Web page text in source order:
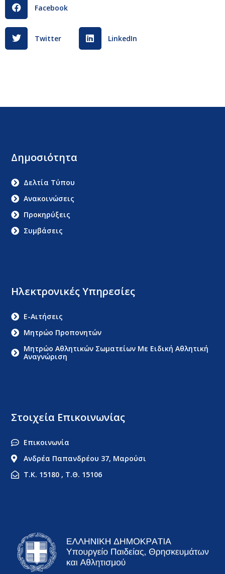
Facebook
Twitter LinkedIn
Στοιχεία Επικοινωνίας
Επικοινωνία
Ανδρέα Παπανδρέου 37, Μαρούσι
Τ.Κ. 15180 , Τ.Θ. 15106
Ηλεκτρονικές Υπηρεσίες
E-Αιτήσεις
Μητρώο Προπονητών
Μητρώο Αθλητικών Σωματείων Με Ειδική Αθλητική
Αναγνώριση
Δημοσιότητα
Δελτία Τύπου
Ανακοινώσεις
Προκηρύξεις
Συμβάσεις